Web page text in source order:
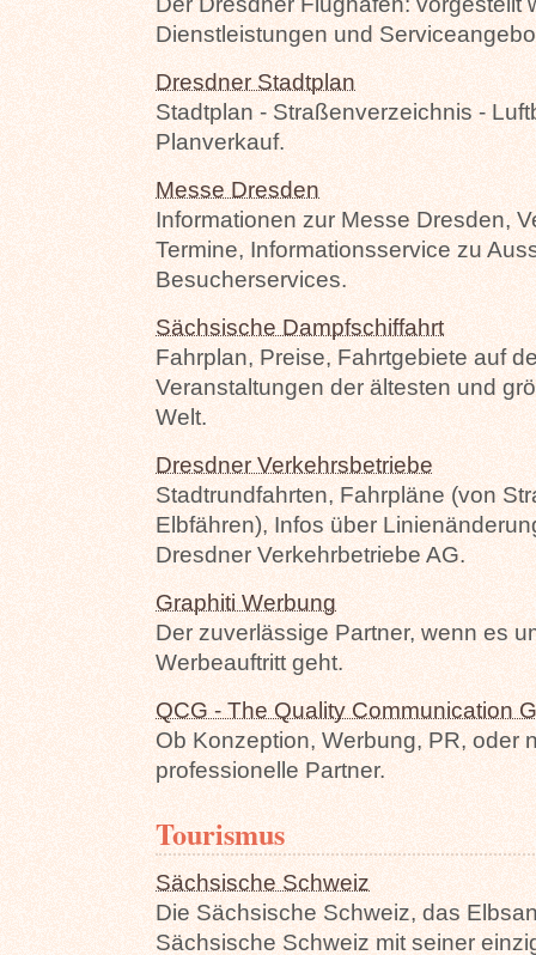
Dienstleistungen und
Dresdner Stadtplan
Stadtplan - Straßenverzeichnis -
Planverkauf.
Messe Dresden
Informationen zur Messe Dresden,
Termine, Informationsservice zu
Besucherservices.
Sächsische Dampfschiffahrt
Fahrplan, Preise, Fahrtgebiete auf
Veranstaltungen der ältesten und
Welt.
Dresdner Verkehrsbetriebe
Stadtrundfahrten, Fahrpläne (von
Elbfähren), Infos über
Dresdner Verkehrbetriebe AG.
Graphiti Werbung
Der zuverlässige Partner, wenn es
Werbeauftritt geht.
QCG - The Quality Communication
Ob Konzeption, Werbung, PR, oder
professionelle Partner.
Tourismus
Sächsische Schweiz
Die Sächsische Schweiz, das
Sächsische Schweiz mit seiner